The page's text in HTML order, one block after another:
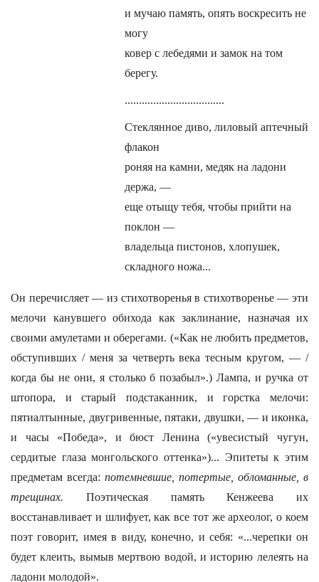
и мучаю память, опять воскресить не
могу
ковер с лебедями и замок на том
берегу.
...................................
Стеклянное диво, лиловый аптечный
флакон
роняя на камни, медяк на ладони
держа, —
еще отыщу тебя, чтобы прийти на
поклон —
владельца пистонов, хлопушек,
складного ножа...
Он перечисляет — из стихотворенья в стихотворенье — эти
мелочи канувшего обихода как заклинание, назначая их
своими амулетами и оберегами. («Как не любить предметов,
обступивших / меня за четверть века тесным кругом, — /
когда бы не они, я столько б позабыл».) Лампа, и ручка от
штопора, и старый подстаканник, и горстка мелочи:
пятиалтынные, двугривенные, пятаки, двушки, — и иконка,
и часы «Победа», и бюст Ленина («увесистый чугун,
сердитые глаза монгольского оттенка»)... Эпитеты к этим
предметам всегда: потемневшие, потертые, обломанные, в
трещинах. Поэтическая память Кенжеева их
восстанавливает и шлифует, как все тот же археолог, о коем
поэт говорит, имея в виду, конечно, и себя: «...черепки он
будет клеить, вымыв мертвою водой, и историю лелеять на
ладони молодой».